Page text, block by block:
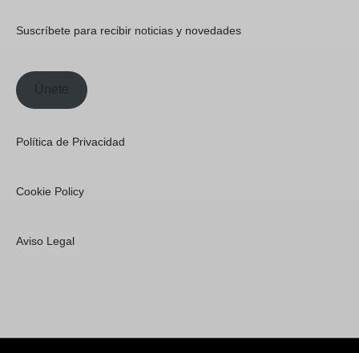
Suscríbete para recibir noticias y novedades
Únete
Política de Privacidad
Cookie Policy
Aviso Legal